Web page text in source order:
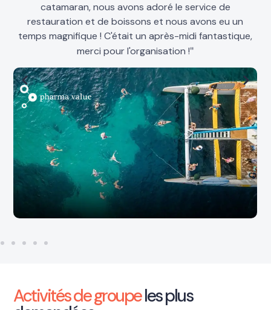
catamaran, nous avons adoré le service de
restauration et de boissons et nous avons eu un
temps magnifique ! C'était un après-midi fantastique,
merci pour l'organisation !"
Activités de groupeles plus